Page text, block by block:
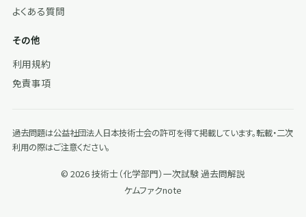
よくある質問
その他
利用規約
免責事項
過去問題は公益社団法人日本技術士会の許可を得て掲載しています。転載・二次
利用の際はご注意ください。
© 2026 技術士（化学部門）一次試験 過去問解説
ケムファクnote